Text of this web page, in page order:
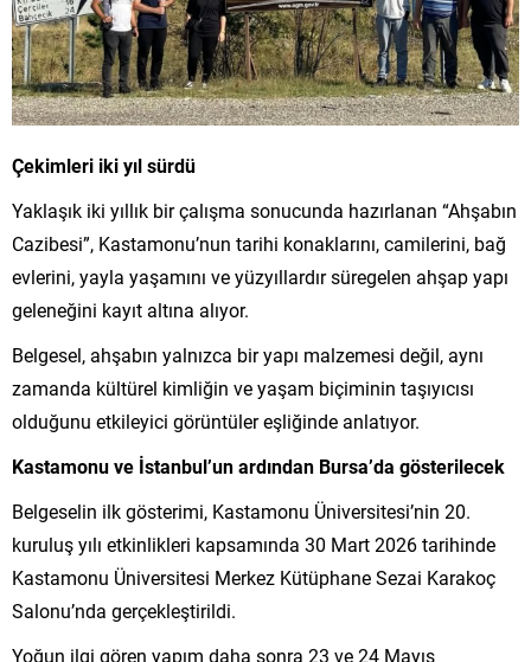
Çekimleri iki yıl sürdü
Yaklaşık iki yıllık bir çalışma sonucunda hazırlanan “Ahşabın
Cazibesi”, Kastamonu’nun tarihi konaklarını, camilerini, bağ
evlerini, yayla yaşamını ve yüzyıllardır süregelen ahşap yapı
geleneğini kayıt altına alıyor.
Belgesel, ahşabın yalnızca bir yapı malzemesi değil, aynı
zamanda kültürel kimliğin ve yaşam biçiminin taşıyıcısı
olduğunu etkileyici görüntüler eşliğinde anlatıyor.
Kastamonu ve İstanbul’un ardından Bursa’da gösterilecek
Belgeselin ilk gösterimi, Kastamonu Üniversitesi’nin 20.
kuruluş yılı etkinlikleri kapsamında 30 Mart 2026 tarihinde
Kastamonu Üniversitesi Merkez Kütüphane Sezai Karakoç
Salonu’nda gerçekleştirildi.
Yoğun ilgi gören yapım daha sonra 23 ve 24 Mayıs